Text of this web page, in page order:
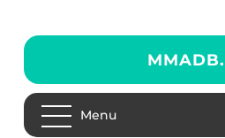
MMADB.
Menu